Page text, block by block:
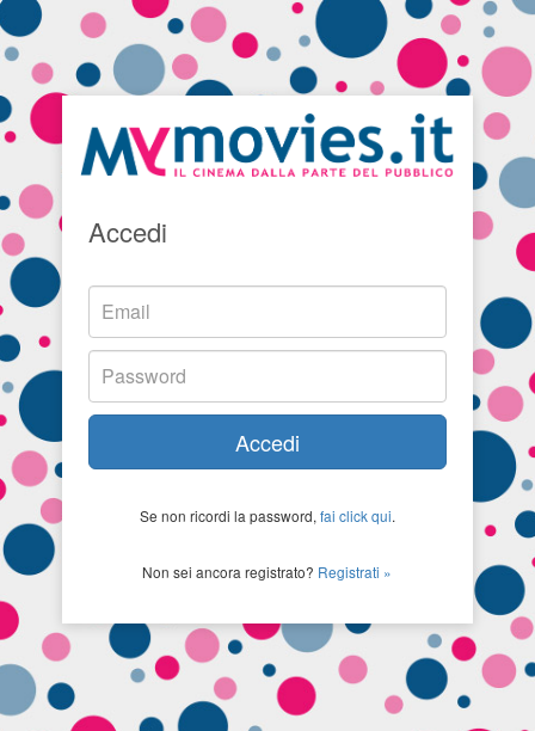
Accedi
Accedi
Se non ricordi la password, fai click qui.
Non sei ancora registrato? Registrati »